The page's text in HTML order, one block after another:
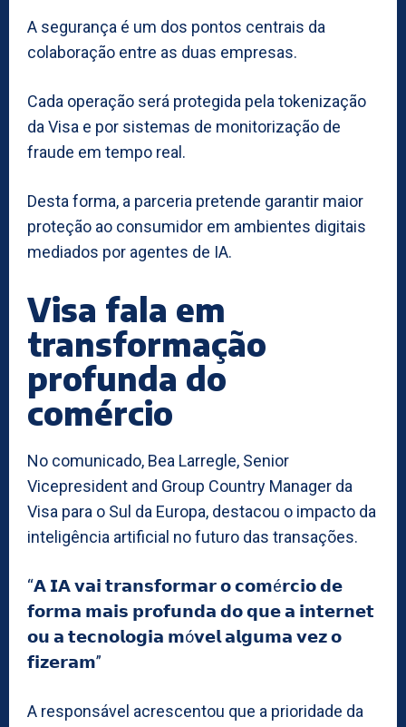
A segurança é um dos pontos centrais da
colaboração entre as duas empresas.
Cada operação será protegida pela tokenização
da Visa e por sistemas de monitorização de
fraude em tempo real.
Desta forma, a parceria pretende garantir maior
proteção ao consumidor em ambientes digitais
mediados por agentes de IA.
Visa fala em
transformação
profunda do
comércio
No comunicado, Bea Larregle, Senior
Vicepresident and Group Country Manager da
Visa para o Sul da Europa, destacou o impacto da
inteligência artificial no futuro das transações.
“𝗔 𝗜𝗔 𝘃𝗮𝗶 𝘁𝗿𝗮𝗻𝘀𝗳𝗼𝗿𝗺𝗮𝗿 𝗼 𝗰𝗼𝗺é𝗿𝗰𝗶𝗼 𝗱𝗲
𝗳𝗼𝗿𝗺𝗮 𝗺𝗮𝗶𝘀 𝗽𝗿𝗼𝗳𝘂𝗻𝗱𝗮 𝗱𝗼 𝗾𝘂𝗲 𝗮 𝗶𝗻𝘁𝗲𝗿𝗻𝗲𝘁
𝗼𝘂 𝗮 𝘁𝗲𝗰𝗻𝗼𝗹𝗼𝗴𝗶𝗮 𝗺ó𝘃𝗲𝗹 𝗮𝗹𝗴𝘂𝗺𝗮 𝘃𝗲𝘇 𝗼
𝗳𝗶𝘇𝗲𝗿𝗮𝗺”
A responsável acrescentou que a prioridade da